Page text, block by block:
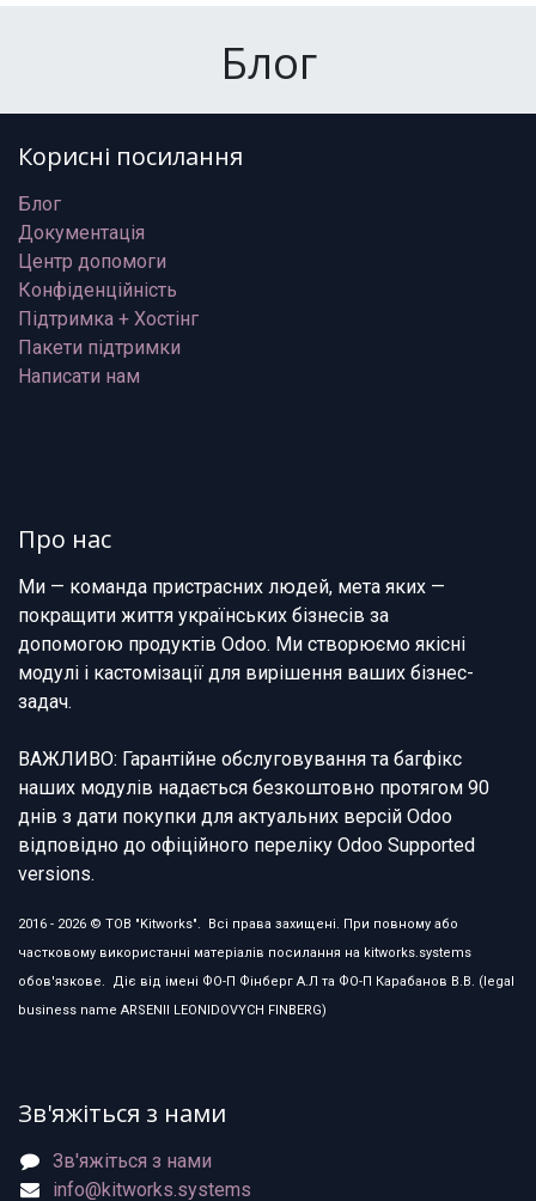
Блог
Корисні посилання
Блог
Документація
Центр допомоги
Конфіденційність
Підтримка + Хостінг
Пакети підтримки
Написати нам
Про нас
Ми — команда пристрасних людей, мета яких —
покращити життя українських бізнесів за
допомогою продуктів Odoo. Ми створюємо якісні
модулі і кастомізації для вирішення ваших бізнес-
задач.
ВАЖЛИВО: Гарантійне обслуговування та багфікс
наших модулів надається безкоштовно протягом 90
днів з дати покупки для актуальних версій Odoo
відповідно до офіційного переліку Odoo Supported
versions.
2016 - 2026 © ТОВ "Kitworks". Всі права захищені. При повному або
частковому використанні матеріалів посилання на kitworks.systems
обов'язкове. Діє від імені ФО-П Фінберг А.Л та ФО-П Карабанов В.В. (legal
business name ARSENII LEONIDOVYCH FINBERG)
Зв'яжіться з нами
Зв'яжіться з нами
info@kitworks.systems